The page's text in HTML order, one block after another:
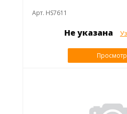
Арт. HS7611
Не указана
Просмотр